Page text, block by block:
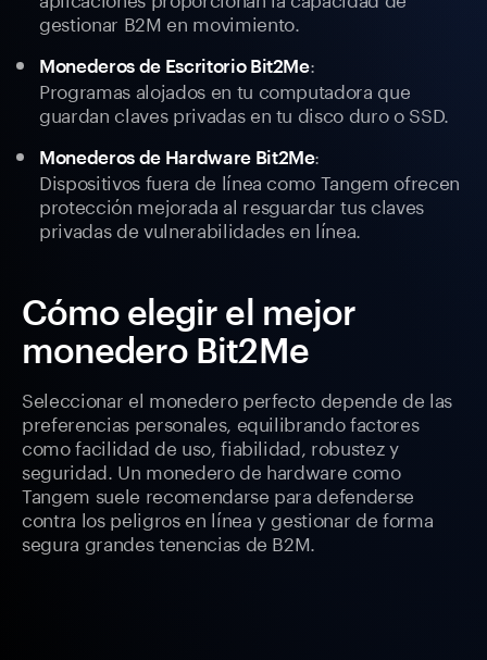
gestionar B2M en movimiento.
Monederos de Escritorio Bit2Me:
Programas alojados en tu computadora que
guardan claves privadas en tu disco duro o SSD.
Monederos de Hardware Bit2Me:
Dispositivos fuera de línea como Tangem ofrecen
protección mejorada al resguardar tus claves
privadas de vulnerabilidades en línea.
Cómo elegir el mejor
monedero Bit2Me
Seleccionar el monedero perfecto depende de las
preferencias personales, equilibrando factores
como facilidad de uso, fiabilidad, robustez y
seguridad. Un monedero de hardware como
Tangem suele recomendarse para defenderse
contra los peligros en línea y gestionar de forma
segura grandes tenencias de B2M.